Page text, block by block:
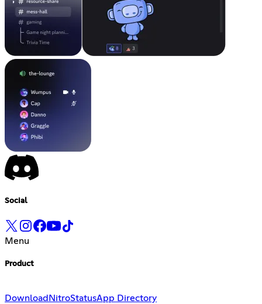
Social
Menu
Product
Download NitroStatusApp Directory